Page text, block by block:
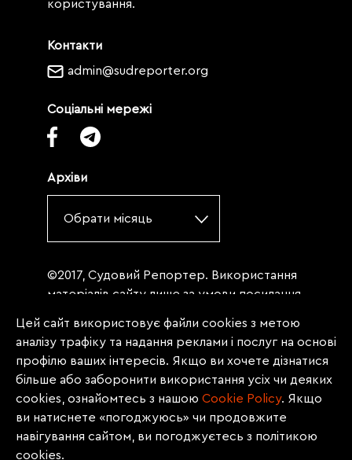
Контакти
admin@sudreporter.org
Соціальні мережі
Архіви
Обрати місяць
користування.
©2017, Судовий Репортер. Використання
матеріалів сайту лише за умови посилання
«Судовий репортер» не нижче третього
абзацу. Матеріали, щодо яких міститься
заборона на повну републікацію
(передрук, копіювання, відтворення або
інше використання), заборонено
передруковувати без згоди редакції.
Матеріали з позначкою PROMOTED, ЗА
Цей сайт використовує файли cookies з метою
аналізу трафіку та надання реклами і послуг на основі
профілю ваших інтересів. Якщо ви хочете дізнатися
більше або заборонити використання усіх чи деяких
cookies, ознайомтесь з нашою Сookie Policy. Якщо
ви натиснете «погоджуюсь» чи продовжите
навігування сайтом, ви погоджуєтесь з політикою
cookies.